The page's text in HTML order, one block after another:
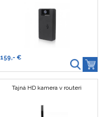
159,- €
Tajná HD kamera v routeri